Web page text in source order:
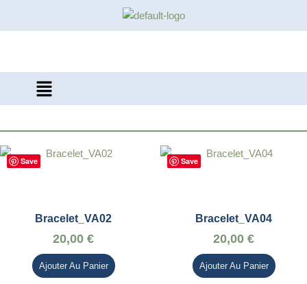
Save
Bracelet_VA02
20,00 €
Ajouter Au Panier
Save
Bracelet_VA04
20,00 €
Ajouter Au Panier